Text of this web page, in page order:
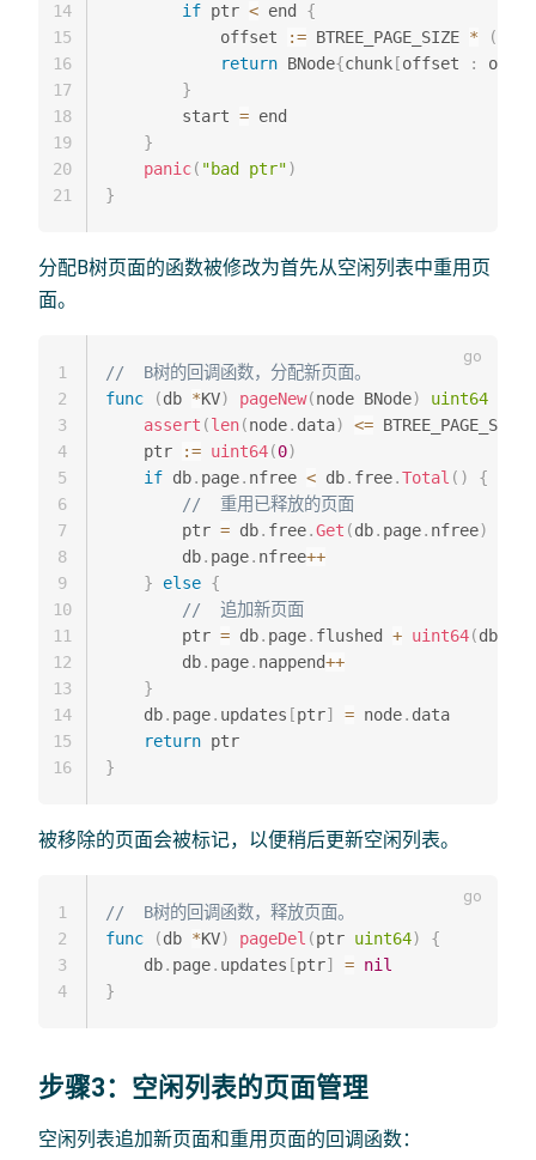
if ptr < end {
            offset
:= BTREE_PAGE_SIZE * (
return BNode{chunk [offset :
}
        start
= end
}
panic( "bad ptr")
}
14
15
16
17
18
19
20
21
分配B树页面的函数被修改为首先从空闲列表中重用页
面。
//  B树的回调函数，分配新页面。
func
(db *KV) pageNew(node BNode) uint64
assert (len(node. data) <= BTREE_PAGE_SIZE
    ptr
:= uint64(0)
if db. page. nfree < db. free.Total ( )
{
//  重用已释放的页面
        ptr
= db. free.Get (db. page. nfree)
        db
. page. nfree++
}
else {
//  追加新页面
        ptr
= db. page. flushed + uint64(db
        db
. page. nappend++
}
    db
. page. updates [ptr] = node. data
return
}
1
2
3
4
5
6
7
8
9
10
11
12
13
14
15
16
被移除的页面会被标记，以便稍后更新空闲列表。
//  B树的回调函数，释放页面。
func
(db *KV) pageDel (ptr uint64)
{
    db
. page. updates [ptr] = nil
}
1
2
3
4
步骤3：空闲列表的页面管理
空闲列表追加新页面和重用页面的回调函数：